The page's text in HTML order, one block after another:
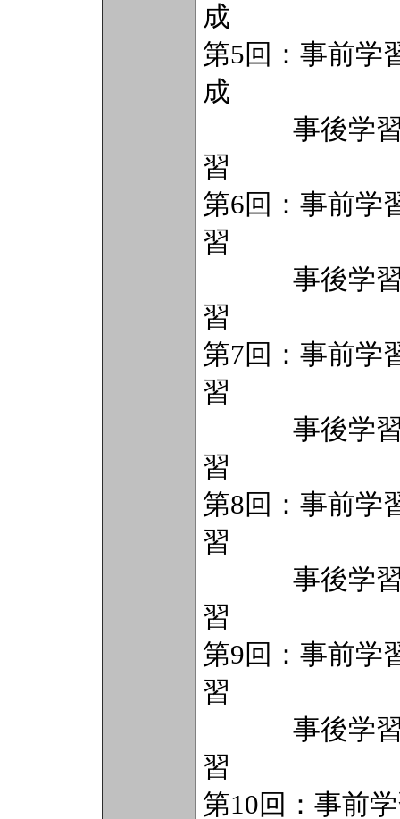
成
第5回：事前学
成
事後学習（
習
第6回：事前学
習
事後学習（
習
第7回：事前学
習
事後学習（
習
第8回：事前学
習
事後学習（
習
第9回：事前学
習
事後学習（
習
第10回：事前